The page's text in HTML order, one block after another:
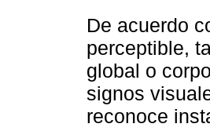
De acuerdo
perceptible,
global o
signos
reconoce